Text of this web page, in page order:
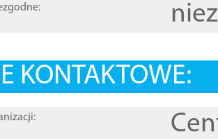
KONTAKTOWE: